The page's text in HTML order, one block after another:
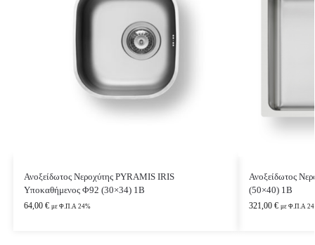
Ανοξείδωτος Νεροχύτης PYRAMIS IRIS
Υποκαθήμενος Φ92 (30×34) 1B
64,00 € με Φ.Π.Α 24%
Ανοξείδωτος
(50×40) 1B
321,00 € με Φ.Π.Α